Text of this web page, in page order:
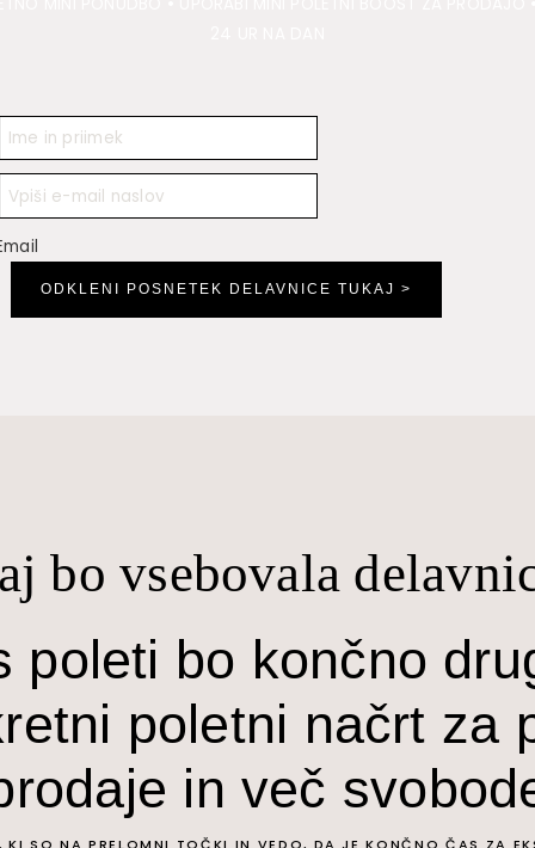
ODKLENI POSNETEK DELAVNICE TUKAJ >
bo vsebovala
poleti bo končno
poletni načrt za
in več
KI SO NA PRELOMNI TOČKI IN VEDO, DA JE KONČNO ČAS ZA